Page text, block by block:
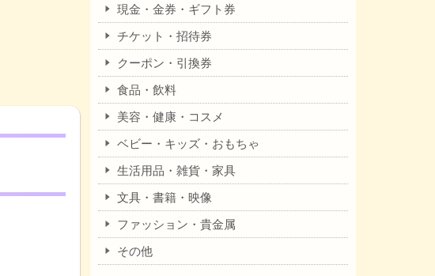
現金・金券・ギフト券
チケット・招待券
クーポン・引換券
食品・飲料
美容・健康・コスメ
ベビー・キッズ・おもちゃ
生活用品・雑貨・家具
文具・書籍・映像
ファッション・貴金属
その他